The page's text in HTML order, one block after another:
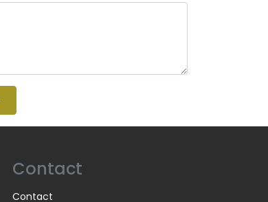
Contact
Contact